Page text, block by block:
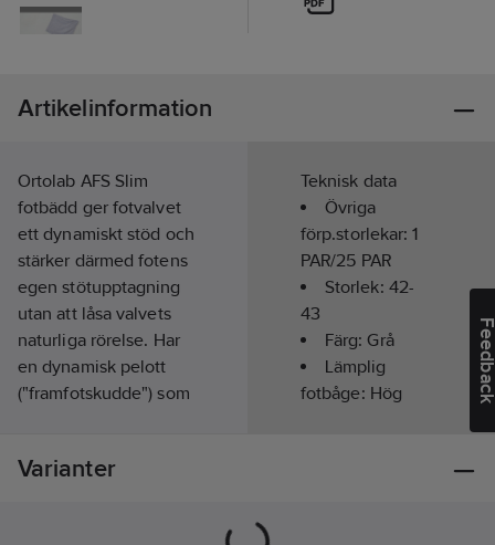
Artikelinformation
Ortolab AFS Slim
fotbädd ger fotvalvet
ett dynamiskt stöd och
stärker därmed fotens
egen stötupptagning
utan att låsa valvets
naturliga rörelse. Har
en dynamisk pelott
("framfotskudde") som
med högre fotvalv.
Teknisk data
Övriga
förp.storlekar:1
PAR/25 PAR
Storlek: 42-
43
Färg:Grå
Lämplig
fotbåge: Hög
Varianter